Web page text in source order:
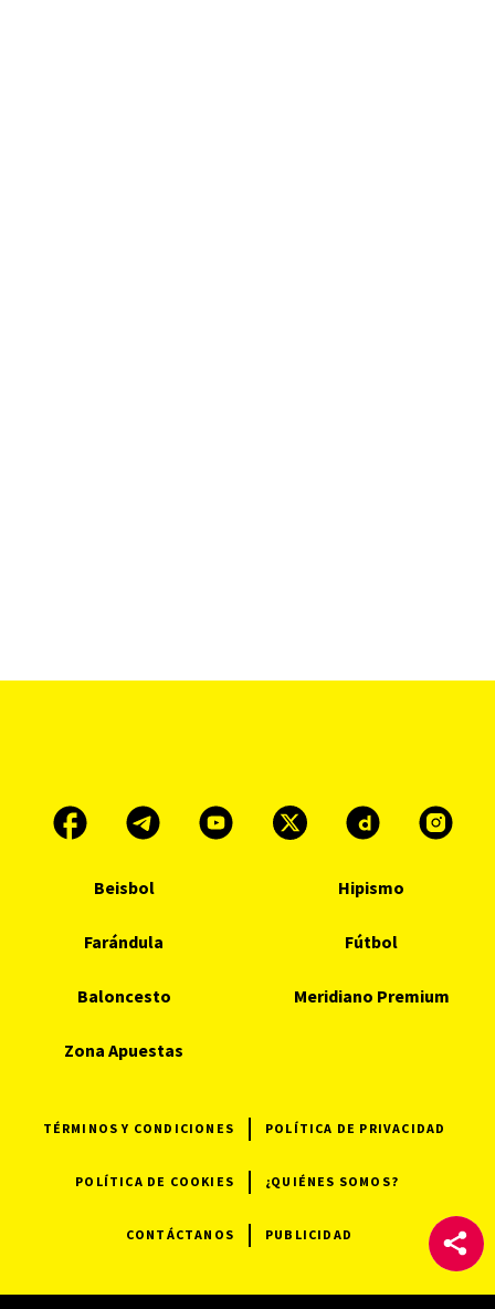
Beisbol Hipismo
Farándula Fútbol
Baloncesto Meridiano Premium
Zona Apuestas
TÉRMINOS Y CONDICIONES POLÍTICA DE PRIVACIDAD
POLÍTICA DE COOKIES ¿QUIÉNES SOMOS?
CONTÁCTANOS PUBLICIDAD